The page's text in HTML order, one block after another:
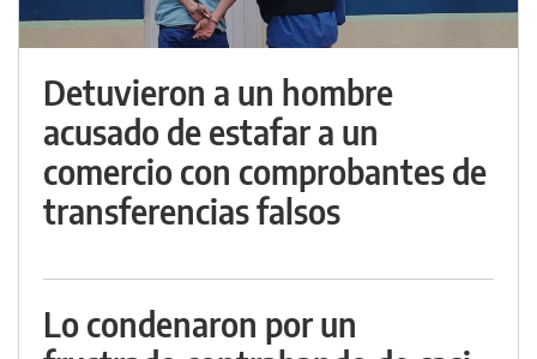
Detuvieron a un hombre
acusado de estafar a un
comercio con comprobantes de
transferencias falsos
Lo condenaron por un